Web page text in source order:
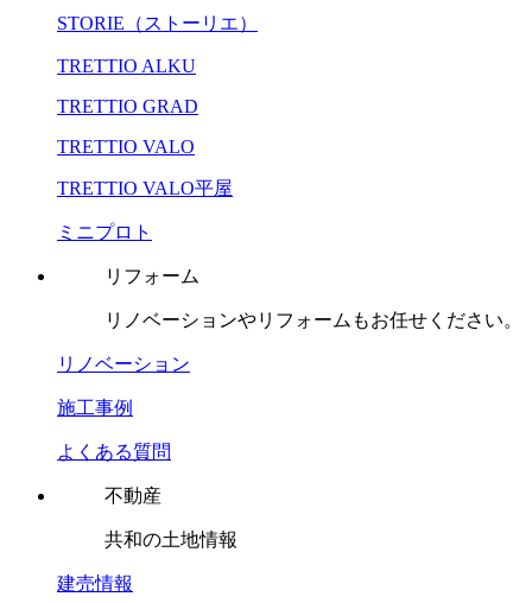
STORIE（ストーリエ）
TRETTIO ALKU
TRETTIO GRAD
TRETTIO VALO
TRETTIO VALO平屋
ミニプロト
リフォーム
リノベーションやリフォームもお任せください。
リノベーション
施工事例
よくある質問
不動産
共和の土地情報
建売情報